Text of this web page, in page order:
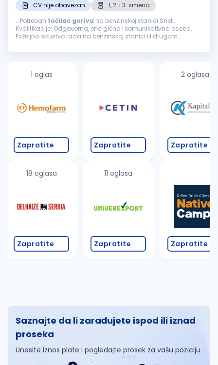
CV nije obavezan
1, 2. i 3. smena
...Potreban točilac goriva na benzinskoj stanici Shell.
Kvalifikacije: Odgovorna, energična i komunikativna osoba.
Poželjno iskustvo rada na benzinskoj stanici ili drugom
napredovanja, rad...
1 oglas
Zapratite
18 oglasa
Zapratite
Zapratite
11 oglasa
Zapratite
2 oglasa
Zapratite
Zapratite
Saznajte da li zarađujete ispod ili iznad
proseka
Unesite iznos plate i pogledajte prosek za vašu poziciju